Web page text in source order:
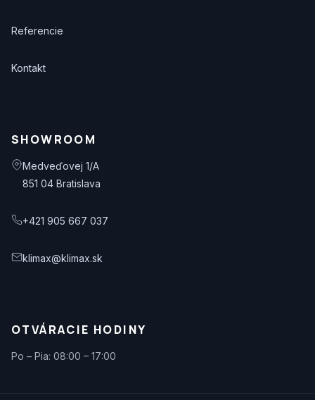
Referencie
Kontakt
SHOWROOM
Medveďovej 1/A
851 04 Bratislava
+421 905 667 037
klimax@klimax.sk
OTVÁRACIE HODINY
Po – Pia: 08:00 – 17:00